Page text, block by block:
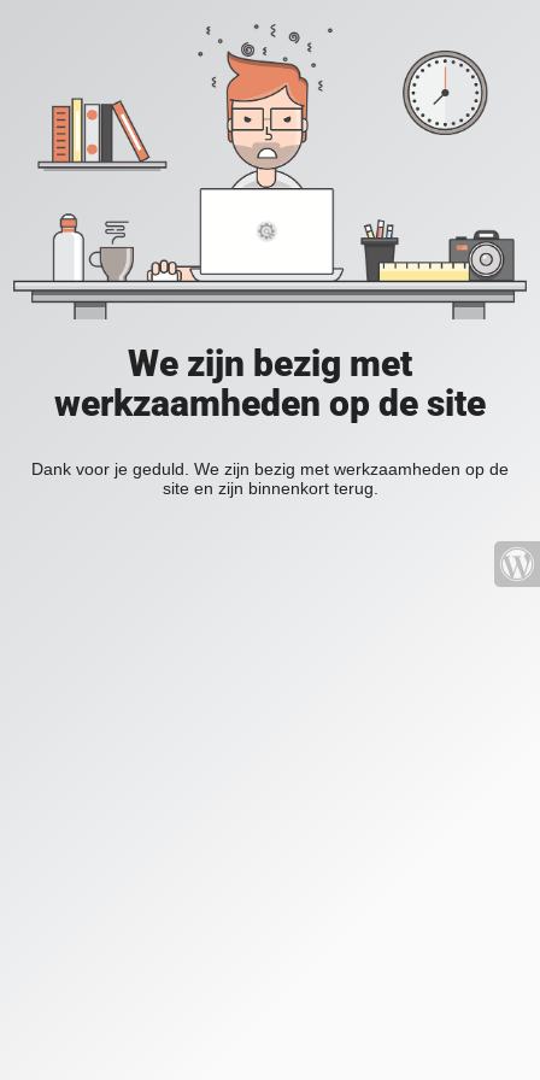
We zijn bezig met
werkzaamheden op de site
Dank voor je geduld. We zijn bezig met werkzaamheden op de
site en zijn binnenkort terug.